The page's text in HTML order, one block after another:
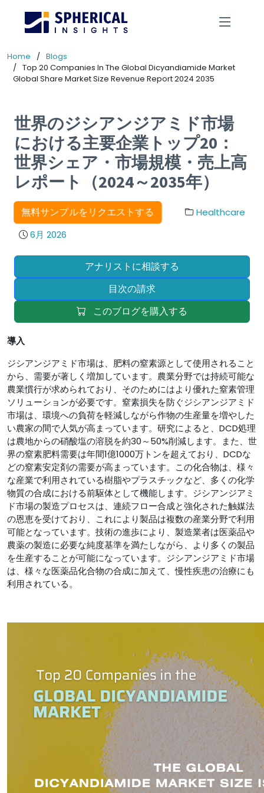
Home
Blogs
Top 20 Companies In The Global Dicyandiamide Market
Global Share Market Size Revenue Report 2024 2035
世界のジシアンジアミド市場
における主要企業トップ20：
世界シェア・市場規模・売上高
レポート（2024～2035年）
無料サンプルをリクエストする
Healthcare
6月 2026
アナリストに相談する
目次の請求
このブログを購入する
導入
ジシアンジアミド市場は、肥料の窒素源として使用されること
から、需要が著しく増加しています。農業分野では持続可能な
農業慣行が求められており、そのためにはより優れた窒素管理
ソリューションが必要です。窒素損失を防ぐジシアンジアミド
市場は、環境への負荷を軽減しながら作物の生産量を増やした
い農家の間で人気が高まっています。研究によると、DCD処理
は農地からの硝酸塩の溶脱を約30～50%削減します。また、世
界の窒素肥料需要は年間1億1000万トンを超えており、DCDな
どの窒素安定剤の需要が高まっています。この化合物は、様々
な産業で利用されている樹脂やプラスチックなど、多くの化学
物質の合成における前駆体として機能します。ジシアンジアミ
ド市場の製造プロセスは、連続フロー合成と強化された触媒法
の恩恵を受けており、これにより製品は複数の産業分野で利用
可能となっています。技術の進歩により、製造業者は医薬品や
農薬の製造に必要な純度基準を満たしながら、より多くの製品
を生産することが可能になっています。ジシアンジアミド市場
は、様々な医薬品化合物の合成に加えて、慢性疾患の治療にも
利用されている。